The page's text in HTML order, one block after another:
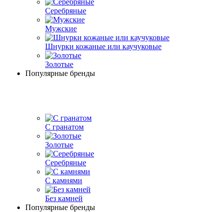
Серебряные
Мужские
Шнурки кожаные или каучуковые
Золотые
Популярные бренды
С гранатом
Золотые
Серебряные
С камнями
Без камней
Популярные бренды